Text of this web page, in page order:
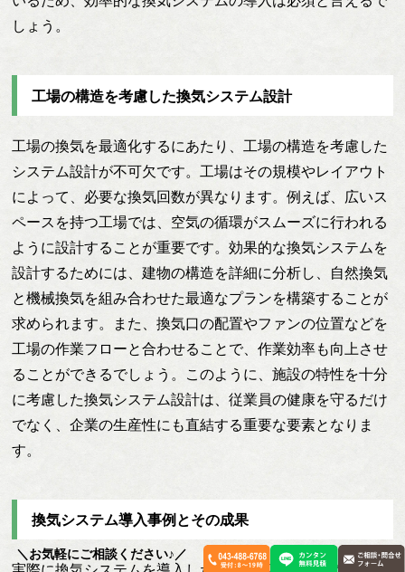
しょう。
工場の構造を考慮した換気システム設計
工場の換気を最適化するにあたり、工場の構造を考慮した
システム設計が不可欠です。工場はその規模やレイアウト
によって、必要な換気回数が異なります。例えば、広いス
ペースを持つ工場では、空気の循環がスムーズに行われる
ように設計することが重要です。効果的な換気システムを
設計するためには、建物の構造を詳細に分析し、自然換気
と機械換気を組み合わせた最適なプランを構築することが
求められます。また、換気口の配置やファンの位置などを
工場の作業フローと合わせることで、作業効率も向上させ
ることができるでしょう。このように、施設の特性を十分
に考慮した換気システム設計は、従業員の健康を守るだけ
でなく、企業の生産性にも直結する重要な要素となりま
す。
換気システム導入事例とその成果
＼お気軽にご相談ください♪／